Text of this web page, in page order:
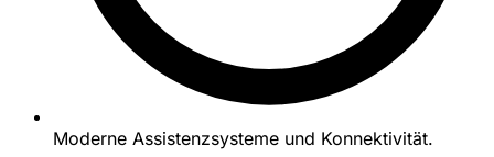
Moderne Assistenzsysteme und Konnektivität.